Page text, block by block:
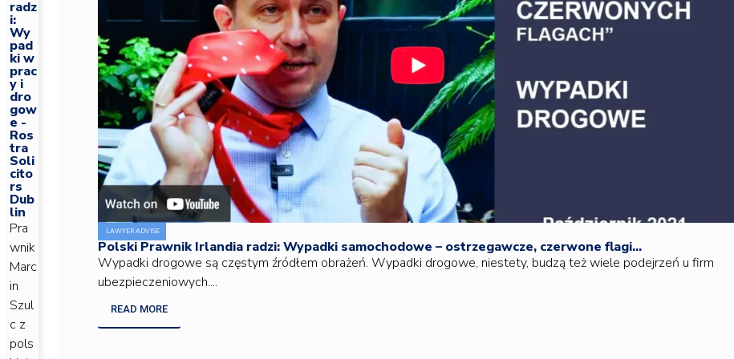
radz
i:
Wy
pad
ki w
prac
y i
dro
gow
e -
Ros
tra
Soli
cito
rs
Dub
lin
Pra
wnik
Marc
in
Szul
c z
pols
LAWYER ADVISE
Polski Prawnik Irlandia radzi: Wypadki samochodowe – ostrzegawcze, czerwone flagi…
Wypadki drogowe są częstym źródłem obrażeń. Wypadki drogowe, niestety, budzą też wiele podejrzeń u firm
ubezpieczeniowych....
READ MORE